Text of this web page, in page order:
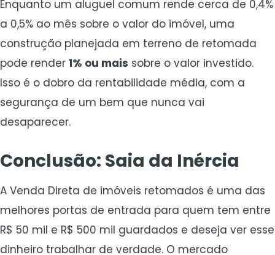
Enquanto um aluguel comum rende cerca de 0,4%
a 0,5% ao mês sobre o valor do imóvel, uma
construção planejada em terreno de retomada
pode render 1% ou mais sobre o valor investido.
Isso é o dobro da rentabilidade média, com a
segurança de um bem que nunca vai
desaparecer.
Conclusão: Saia da Inércia
A Venda Direta de imóveis retomados é uma das
melhores portas de entrada para quem tem entre
R$ 50 mil e R$ 500 mil guardados e deseja ver esse
dinheiro trabalhar de verdade. O mercado